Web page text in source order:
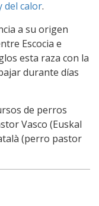
del calor.
a su origen
Escocia e
esta raza con la
durante días
de perros
Vasco (Euskal
(perro pastor